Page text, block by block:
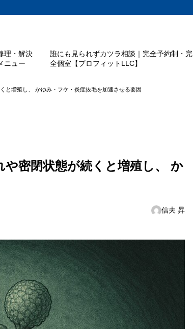
理・解決
ニュー
誰にも見られずカツラ相談｜完全予約制・完
全個室【プロフィットLLC】
と増殖し、 かゆみ・フケ・炎症抜毛を加速させる要因
密閉状態が続くと増殖し、 か
信夫 昇